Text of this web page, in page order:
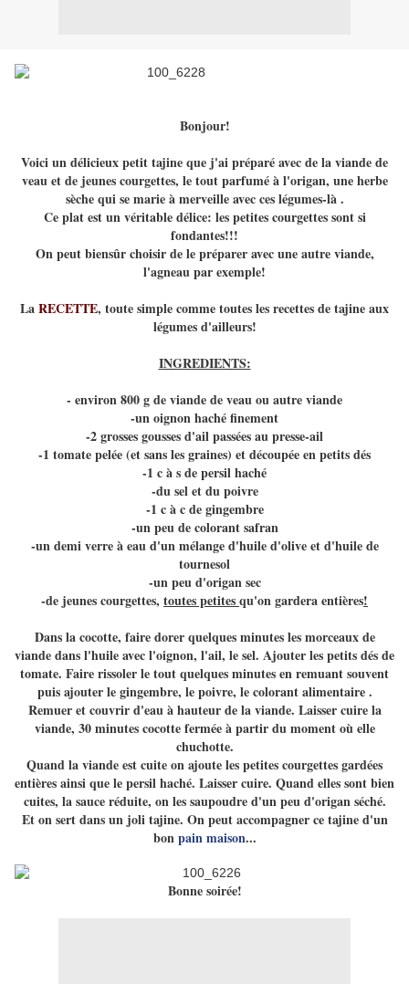
Bonjour!
Voici un délicieux petit tajine que j'ai préparé avec de la viande de
veau et de jeunes courgettes, le tout parfumé à l'origan, une herbe
sèche qui se marie à merveille avec ces légumes-là .
Ce plat est un véritable délice: les petites courgettes sont si
fondantes!!!
On peut biensûr choisir de le préparer avec une autre viande,
l'agneau par exemple!
LaRECETTE, toute simple comme toutes les recettes de tajine aux
légumes d'ailleurs!
INGREDIENTS:
- environ 800 g de viande de veau ou autre viande
-un oignon haché finement
-2 grosses gousses d'ail passées au presse-ail
-1 tomate pelée (et sans les graines) et découpée en petits dés
-1 c à s de persil haché
-du sel et du poivre
-1 c à c de gingembre
-un peu de colorant safran
-un demi verre à eau d'un mélange d'huile d'olive et d'huile de
tournesol
-un peu d'origan sec
-de jeunes courgettes, toutes petitesqu'on gardera entières!
Dans la cocotte, faire dorer quelques minutes les morceaux de
viande dans l'huile avec l'oignon, l'ail, le sel. Ajouter les petits dés de
tomate. Faire rissoler le tout quelques minutes en remuant souvent
puis ajouter le gingembre, le poivre, le colorant alimentaire.
Remuer et couvrir d'eau à hauteur de la viande. Laisser cuire la
viande, 30 minutes cocotte fermée à partir du moment où elle
chuchotte.
Quand la viande est cuite on ajoute les petites courgettes gardées
entières ainsi que le persil haché. Laisser cuire. Quand elles sont bien
cuites, la sauce réduite, on les saupoudre d'un peu d'origan séché.
Et on sert dans un joli tajine. On peut accompagner ce tajine d'un
bonpain maison...
Bonne soirée!